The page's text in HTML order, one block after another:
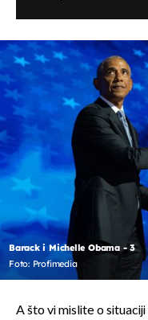
Barack i Michelle Obama - 3
Foto: Profimedia
A što vi mislite o